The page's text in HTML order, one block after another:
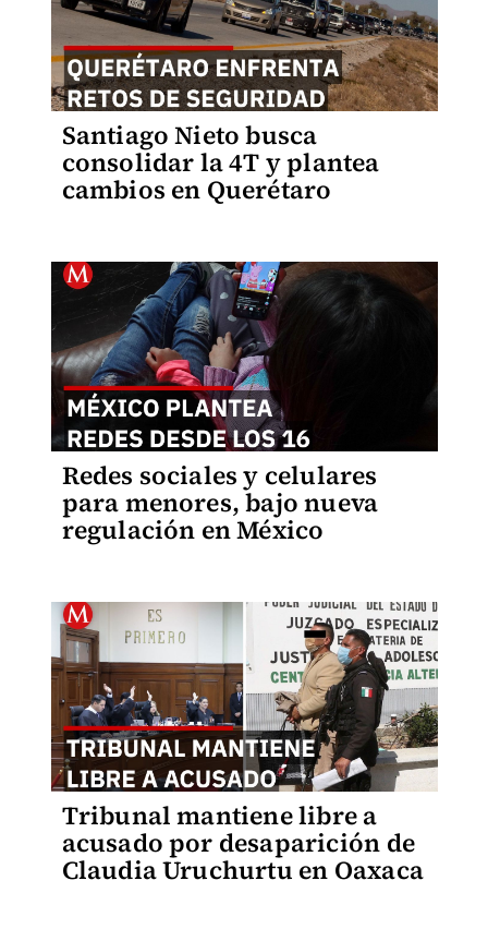
Santiago Nieto busca
consolidar la 4T y plantea
cambios en Querétaro
Redes sociales y celulares
para menores, bajo nueva
regulación en México
Tribunal mantiene libre a
acusado por desaparición de
Claudia Uruchurtu en Oaxaca